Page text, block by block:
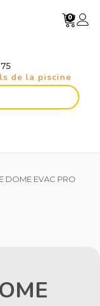
0
de la piscine
DOME EVAC PRO